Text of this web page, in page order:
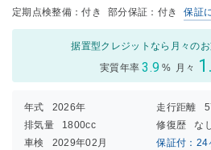
定期点検整備：付き 部分保証：付き 保証
据置型クレジットなら月々の
実質年率 3.9 % 月々
年式 2026年 走行距離
排気量
1800cc 修復歴
な
車検
2029年02月 保証付：24